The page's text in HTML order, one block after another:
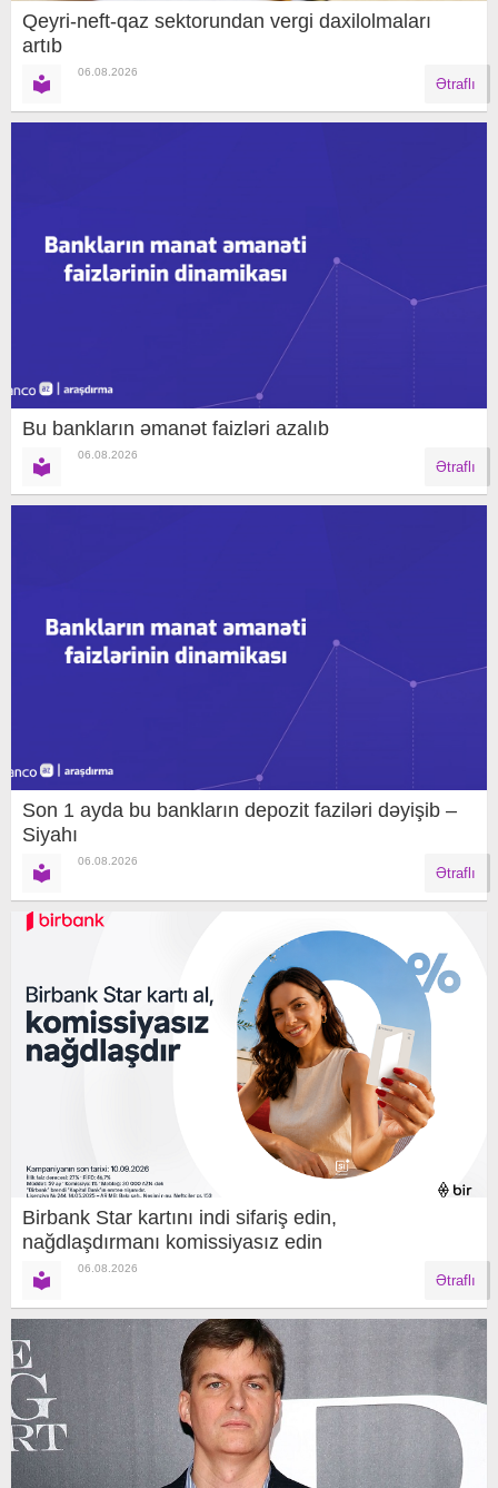
Qeyri-neft-qaz sektorundan vergi daxilolmaları
artıb
06.08.2026
Ətraflı
Bu bankların əmanət faizləri azalıb
06.08.2026
Ətraflı
Son 1 ayda bu bankların depozit faziləri dəyişib –
Siyahı
06.08.2026
Ətraflı
Birbank Star kartını indi sifariş edin,
nağdlaşdırmanı komissiyasız edin
06.08.2026
Ətraflı